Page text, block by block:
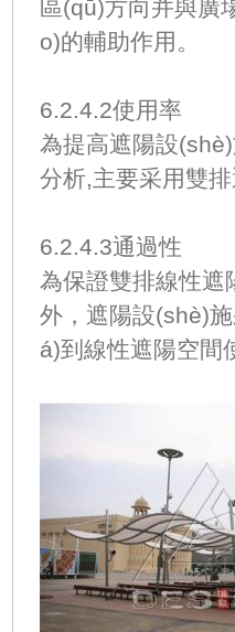
區(qū)方向并與廣
o)的輔助作用。
6.2.4.2使用率
為提高遮陽設
分析,主要采用雙
6.2.4.3通過性
為保證雙排線性遮
外，遮陽設(shè)施
á)到線性遮陽空間使